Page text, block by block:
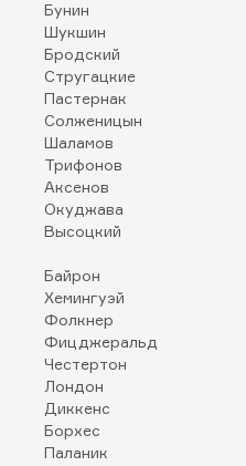
Бунин
Шукшин
Бродский
Стругацкие
Пастернак
Солженицын
Шаламов
Трифонов
Аксенов
Окуджава
Высоцкий
Байрон
Хемингуэй
Фолкнер
Фицджеральд
Честертон
Лондон
Диккенс
Борхес
Паланик